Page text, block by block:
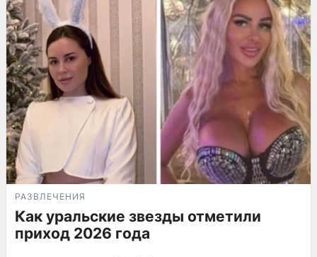
РАЗВЛЕЧЕНИЯ
Как уральские звезды отметили
приход 2026 года